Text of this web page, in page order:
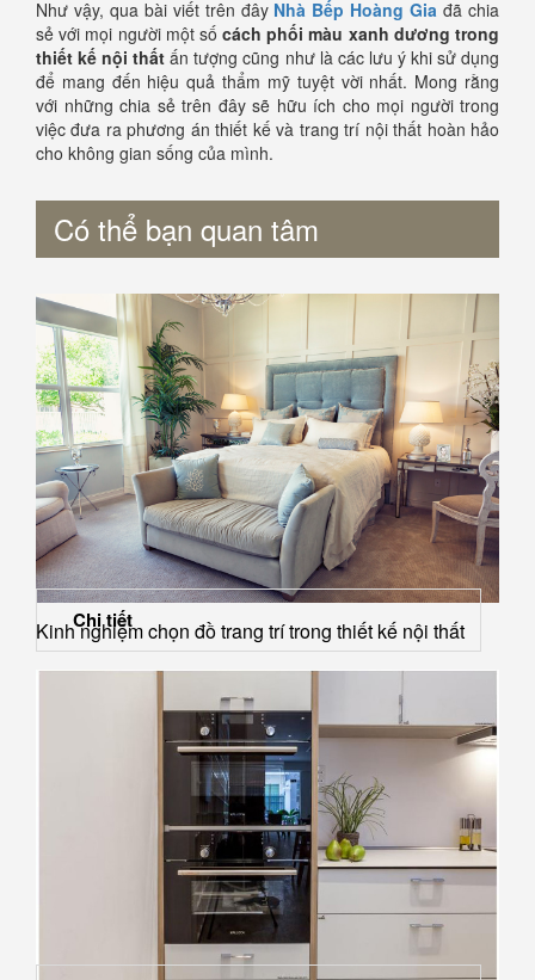
Như vậy, qua bài viết trên đây Nhà Bếp Hoàng Gia đã chia
sẻ với mọi người một sốcách phối màu xanh dương trong
thiết kế nội thất ấn tượng cũng như là các lưu ý khi sử dụng
để mang đến hiệu quả thẩm mỹ tuyệt vời nhất. Mong rằng
với những chia sẻ trên đây sẽ hữu ích cho mọi người trong
việc đưa ra phương án thiết kế và trang trí nội thất hoàn hảo
cho không gian sống của mình.
Có thể bạn quan tâm
Kinh nghiệm chọn đồ trang trí trong thiết kế nội thất
Chi tiết